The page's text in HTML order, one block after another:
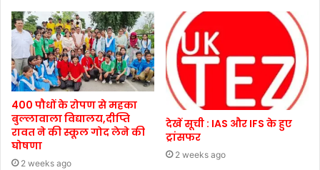
400 पौधों के रोपण से महका
बुल्लावाला विद्यालय,दीप्ति
रावत ने की स्कूल गोद लेने की
घोषणा
2 weeks ago
देखें सूची : IAS और IFS के हुए
ट्रांसफर
2 weeks ago